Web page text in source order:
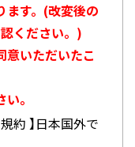
ます。(改変後の
ください。)
意いただいたこ
。
約 】日本国外で